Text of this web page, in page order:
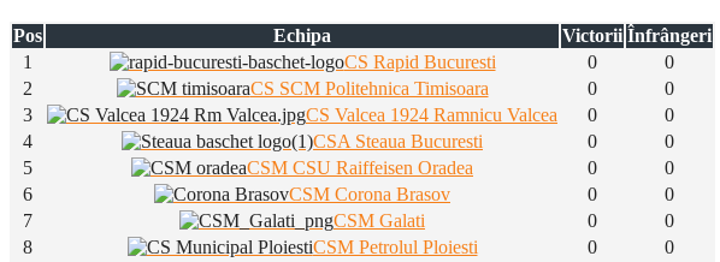
Pos Echipa Victorii Înfrângeri
1
CS Rapid Bucuresti 0
0
2
CS SCM Politehnica Timisoara 0
0
3
CS Valcea 1924 Ramnicu Valcea 0
0
4
CSA Steaua Bucuresti 0
0
5
CSM CSU Raiffeisen Oradea 0
0
6
CSM Corona Brasov 0
0
7
CSM Galati 0
0
8
CSM Petrolul Ploiesti 0
0